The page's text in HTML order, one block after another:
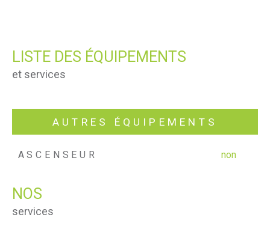
LISTE DES ÉQUIPEMENTS
et services
AUTRES ÉQUIPEMENTS
ASCENSEUR non
NOS
services